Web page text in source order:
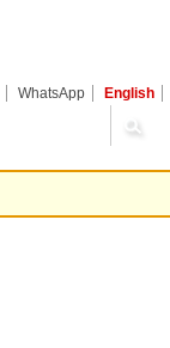
WhatsApp English